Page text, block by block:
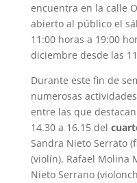
encuentra en la calle
abierto al público el
11:00 horas a 19:00
diciembre desde las
Durante este fin de
numerosas
entre las que
14.30 a 16.15 del
Sandra Nieto Serrato
(violín), Rafael Molina
Nieto Serrano